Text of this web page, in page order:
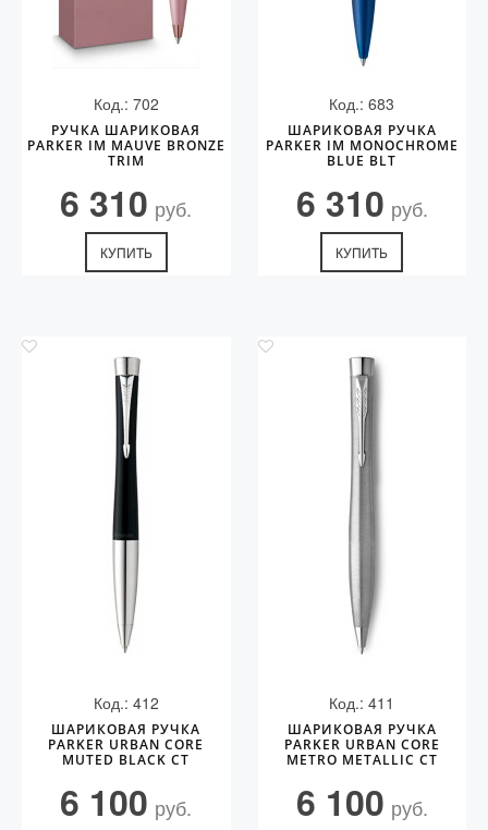
Код.: 702
РУЧКА ШАРИКОВАЯ
PARKER IM MAUVE BRONZE
TRIM
6 310 руб.
КУПИТЬ
Код.: 683
ШАРИКОВАЯ РУЧКА
PARKER IM MONOCHROME
BLUE BLT
6 310 руб.
КУПИТЬ
Код.: 412
ШАРИКОВАЯ РУЧКА
PARKER URBAN CORE
MUTED BLACK CT
6 100 руб.
Код.: 411
ШАРИКОВАЯ РУЧКА
PARKER URBAN CORE
METRO METALLIC CT
6 100 руб.